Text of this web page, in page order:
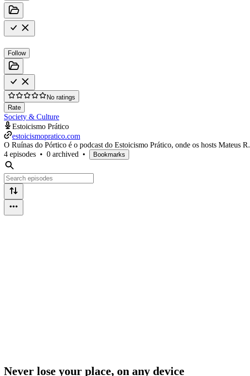
Follow
No ratings
Rate
Society & Culture
Estoicismo Prático
estoicismopratico.com
O Ruínas do Pórtico é o podcast do Estoicismo Prático, onde os hosts Mateus
4 episodes • 0 archived • Bookmarks
Never lose your place, on any device